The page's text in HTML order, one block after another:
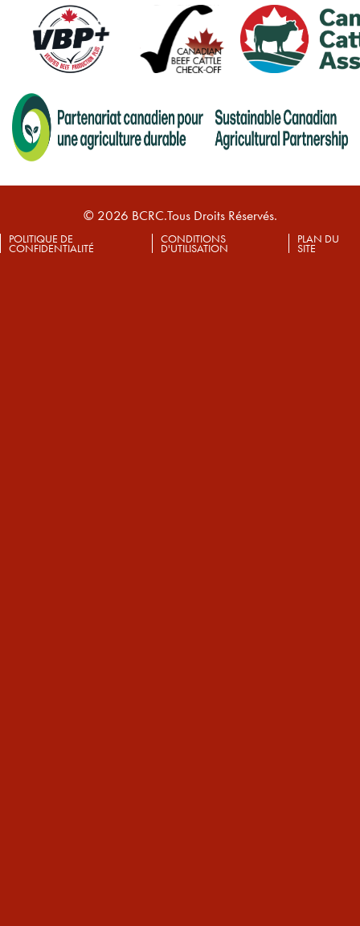
© 2026 BCRC.Tous Droits Réservés.
POLITIQUE DE
CONFIDENTIALITÉ
CONDITIONS
D'UTILISATION
PLAN DU
SITE